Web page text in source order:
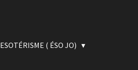
ESOTÉRISME ( ÉSO JO)